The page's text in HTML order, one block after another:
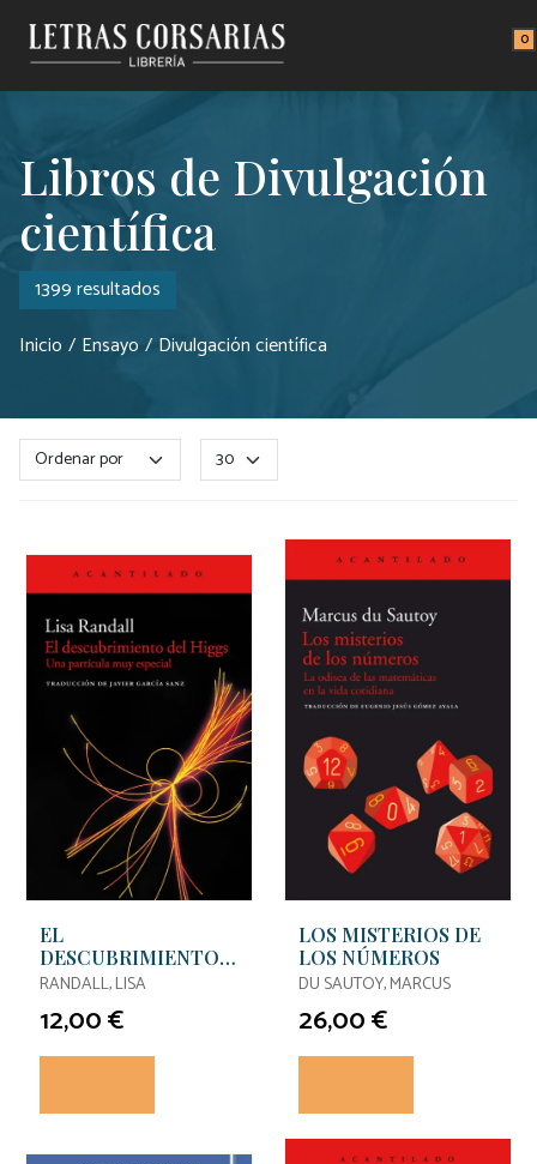
0
Libros de Divulgación
científica
1399 resultados
Inicio
Ensayo Divulgación científica
EL
DESCUBRIMIENTO
DEL HIGGS
RANDALL, LISA
12,00 €
LOS MISTERIOS DE
LOS NÚMEROS
DU SAUTOY, MARCUS
26,00 €